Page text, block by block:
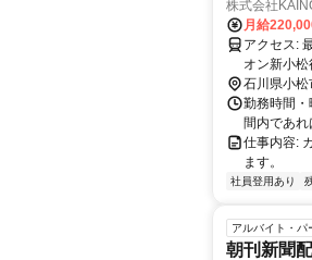
株式会社
月給
アクセス: 最寄り駅：小松駅 ～電車→バスをご利用の方～ ■JR「小松駅」東口→イ
オン新小松行き 無
石川県小松
勤務時間
間内であ
仕事内容:
ます。
社員登用あり
アルバイト・パ
朝刊新聞